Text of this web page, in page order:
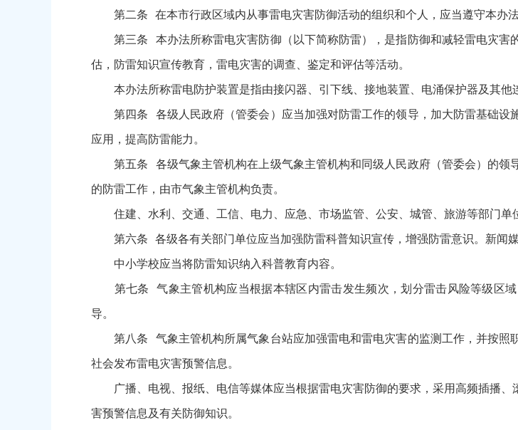
第二条 在本市行政区域内从事雷电灾害防御活动的组织和个人，应当遵守本办法
第三条 本办法所称雷电灾害防御（以下简称防雷），是指防御和减轻雷电灾害
估，防雷知识宣传教育，雷电灾害的调查、鉴定和评估等活动。
本办法所称雷电防护装置是指由接闪器、引下线、接地装置、电涌保护器及其他
第四条 各级人民政府（管委会）应当加强对防雷工作的领导，加大防雷基础设
应用，提高防雷能力。
第五条 各级气象主管机构在上级气象主管机构和同级人民政府（管委会）的领
的防雷工作，由市气象主管机构负责。
住建、水利、交通、工信、电力、应急、市场监管、公安、城管、旅游等部门单
第六条 各级各有关部门单位应当加强防雷科普知识宣传，增强防雷意识。新闻媒
中小学校应当将防雷知识纳入科普教育内容。
第七条 气象主管机构应当根据本辖区内雷击发生频次，划分雷击风险等级区域
导。
第八条 气象主管机构所属气象台站应加强雷电和雷电灾害的监测工作，并按照
社会发布雷电灾害预警信息。
广播、电视、报纸、电信等媒体应当根据雷电灾害防御的要求，采用高频插播、
害预警信息及有关防御知识。